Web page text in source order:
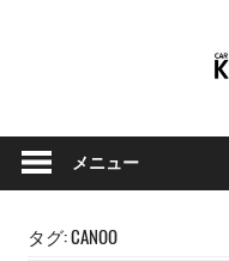
ツ
ル
マ
バ
メニュー
タグ:CANOO